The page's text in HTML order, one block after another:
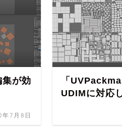
が効
7月8日
「
UDIMに対応